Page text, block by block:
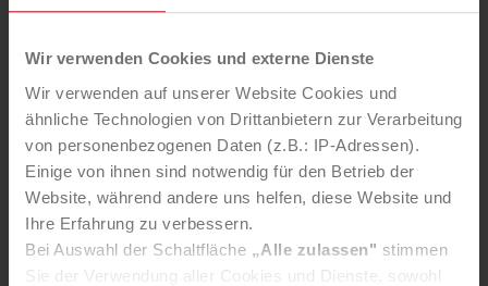
Wir verwenden Cookies und externe Dienste
Wir verwenden auf unserer Website Cookies und
ähnliche Technologien von Drittanbietern zur Verarbeitung
von personenbezogenen Daten (z.B.: IP-Adressen).
Einige von ihnen sind notwendig für den Betrieb der
Website, während andere uns helfen, diese Website und
Ihre Erfahrung zu verbessern.
Bei Auswahl der Schaltfläche „Alle zulassen" stimmen
Sie der Verwendung aller Cookies und Dienste, sowohl
Schnelle und einfache Umsetzung
Positives Image – Nutzung innovativer,
europäischer Lösungen für mehr Umweltschutz
Höhere Recyclingquoten durch bessere
Mülltrennung
Geringere Entsorgungskosten durch niedrigere
Abfallmengen
Strikte Einhaltung der DSGVO